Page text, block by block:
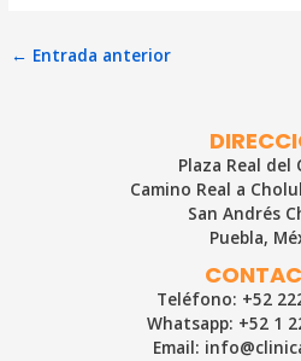
Navegación
← Entrada anterior
Plaza Real del
Camino Real a
San Andrés
Puebla,
Teléfono: +52
Whatsapp: +52 1
Email: